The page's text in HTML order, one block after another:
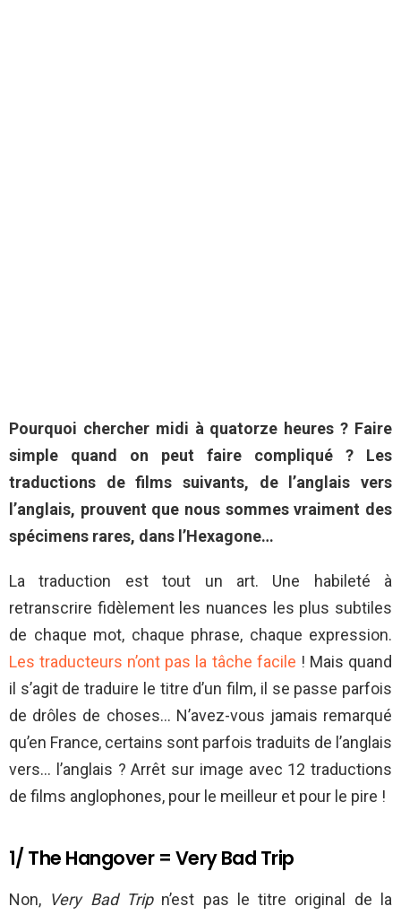
Pourquoi chercher midi à quatorze heures ? Faire
simple quand on peut faire compliqué ? Les
traductions de films suivants, de l’anglais vers
l’anglais, prouvent que nous sommes vraiment des
spécimens rares, dans l’Hexagone…
La traduction est tout un art. Une habileté à
retranscrire fidèlement les nuances les plus subtiles
de chaque mot, chaque phrase, chaque expression.
Les traducteurs n’ont pas la tâche facile ! Mais quand
il s’agit de traduire le titre d’un film, il se passe parfois
de drôles de choses… N’avez-vous jamais remarqué
qu’en France, certains sont parfois traduits de l’anglais
vers… l’anglais ? Arrêt sur image avec 12 traductions
de films anglophones, pour le meilleur et pour le pire !
1/ The Hangover = Very Bad Trip
Non, Very Bad Tripn’est pas le titre original de la